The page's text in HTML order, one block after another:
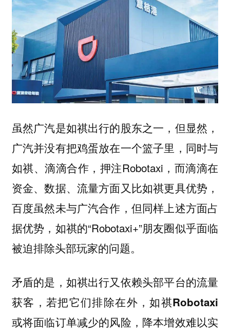
虽然广汽是如祺出行的股东之一，但显然，
广汽并没有把鸡蛋放在一个篮子里，同时与
如祺、滴滴合作，押注Robotaxi，而滴滴在
资金、数据、流量方面又比如祺更具优势，
百度虽然未与广汽合作，但同样上述方面占
据优势，如祺的“Robotaxi+”朋友圈似乎面临
被迫排除头部玩家的问题。
矛盾的是，如祺出行又依赖头部平台的流量
获客，若把它们排除在外，如祺Robotaxi
或将面临订单减少的风险，降本增效难以实